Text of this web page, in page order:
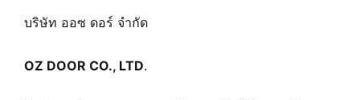
บริษัท ออซ ดอร์ จำกัด
OZ DOOR CO., LTD.